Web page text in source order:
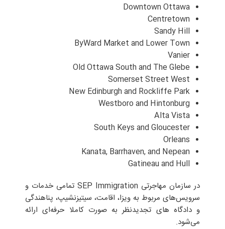
Downtown Ottawa
Centretown
Sandy Hill
ByWard Market and Lower Town
Vanier
Old Ottawa South and The Glebe
Somerset Street West
New Edinburgh and Rockliffe Park
Westboro and Hintonburg
Alta Vista
South Keys and Gloucester
Orleans
Kanata, Barrhaven, and Nepean
Gatineau and Hull
در سازمان مهاجرتی SEP Immigration تمامی خدمات و
سرویس‌های مربوط به ویزا، اقامت، سیتیزنشیپ، پناهندگی
و دادگاه های تجدیدنظر به صورت کاملا حرفه‌ای ارائه
می‌شود.